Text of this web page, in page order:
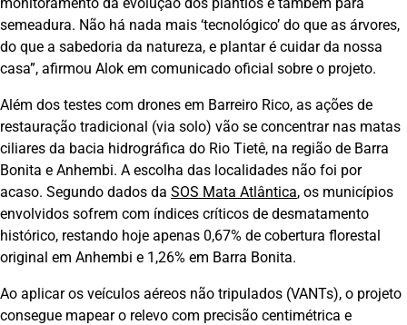
semeadura. Não há nada mais ‘tecnológico’ do que as árvores,
do que a sabedoria da natureza, e plantar é cuidar da nossa
casa”, afirmou Alok em comunicado oficial sobre o projeto.
Além dos testes com drones em Barreiro Rico, as ações de
restauração tradicional (via solo) vão se concentrar nas matas
ciliares da bacia hidrográfica do Rio Tietê, na região de Barra
Bonita e Anhembi. A escolha das localidades não foi por
acaso. Segundo dados da SOS Mata Atlântica, os municípios
envolvidos sofrem com índices críticos de desmatamento
histórico, restando hoje apenas 0,67% de cobertura florestal
original em Anhembi e 1,26% em Barra Bonita.
Ao aplicar os veículos aéreos não tripulados (VANTs), o projeto
consegue mapear o relevo com precisão centimétrica e